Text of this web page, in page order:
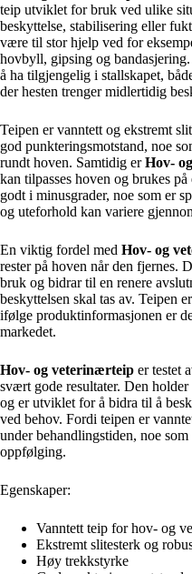
teip utviklet for bruk ved ulike
beskyttelse, stabilisering eller
være til stor hjelp ved for
hovbyll, gipsing og
å ha tilgjengelig i stallskapet,
der hesten trenger midlertidig
Teipen er vanntett og ekstremt
god punkteringsmotstand, noe
rundt hoven. Samtidig erHov-
kan tilpasses hoven og brukes
godt i minusgrader, noe som er
og uteforhold kan variere
En viktig fordel med Hov- og
rester på hoven når den fjernes.
bruk og bidrar til en renere
beskyttelsen skal tas av. Teipen
ifølge produktinformasjonen er
markedet.
Hov- og veterinærteip er testet
svært gode resultater. Den
og er utviklet for å bidra til å
ved behov. Fordi teipen er
under behandlingstiden, noe
oppfølging.
Egenskaper:
Vanntett teip for hov- og
Ekstremt slitesterk og
Høy trekkstyrke